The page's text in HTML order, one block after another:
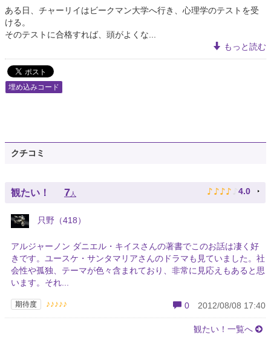
ある日、チャーリイはビークマン大学へ行き、心理学のテストを受
ける。
そのテストに合格すれば、頭がよくな...
もっと読む
埋め込みコード
クチコミ
観たい！ 7人 ♪ ♪ ♪ ♪ ♪ 4.0
只野（418）
アルジャーノン ダニエル・キイスさんの著書でこのお話は凄く好
きです。ユースケ・サンタマリアさんのドラマも見ていました。社
会性や孤独、テーマが色々含まれており、非常に見応えもあると思
います。それ...
期待度 ♪♪♪♪♪ 0 2012/08/08 17:40
観たい！一覧へ